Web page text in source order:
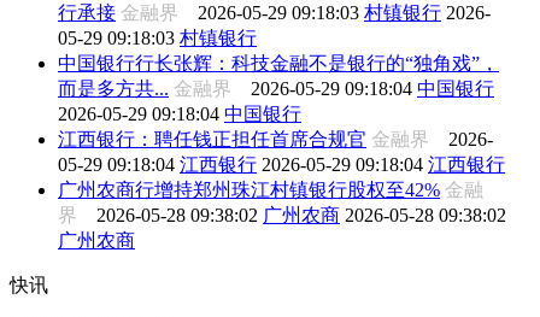
行承接 金融界 2026-05-29 09:18:03 村镇银行 2026-
05-29 09:18:03 村镇银行
中国银行行长张辉：科技金融不是银行的“独角戏”，
而是多方共... 金融界 2026-05-29 09:18:04 中国银行
2026-05-29 09:18:04 中国银行
江西银行：聘任钱正担任首席合规官 金融界 2026-
05-29 09:18:04 江西银行 2026-05-29 09:18:04 江西银行
广州农商行增持郑州珠江村镇银行股权至42% 金融
界 2026-05-28 09:38:02 广州农商 2026-05-28 09:38:02
广州农商
快讯